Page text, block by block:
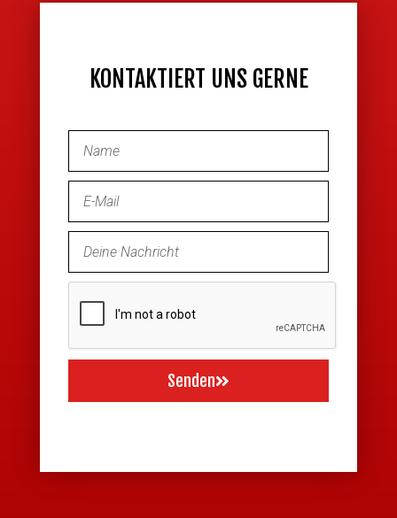
KONTAKTIERT UNS GERNE
Senden